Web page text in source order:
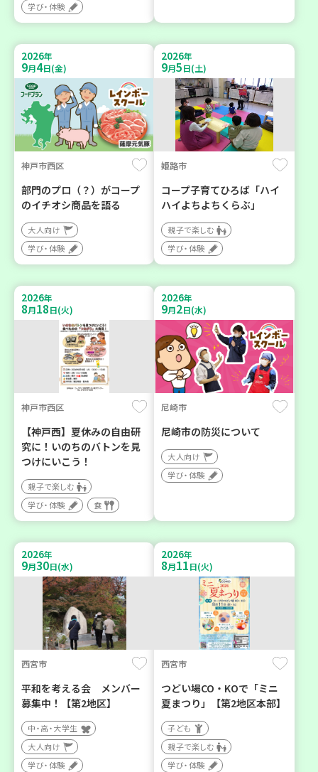
学び・体験
2026年
9月4日(金)
神戸市西区
部門のプロ（？）がコープ
のイチオシ商品を語る
大人向け
学び・体験
2026年
9月5日(土)
姫路市
コープ子育てひろば「ハイ
ハイよちよちくらぶ」
親子で楽しむ
学び・体験
2026年
8月18日(火)
神戸市西区
【神戸西】夏休みの自由研
究に！いのちのバトンを見
つけにいこう！
親子で楽しむ
学び・体験
食
2026年
9月2日(水)
尼崎市
尼崎市の防災について
大人向け
学び・体験
2026年
9月30日(水)
西宮市
平和を考える会 メンバー
募集中！【第2地区】
中・高・大学生
大人向け
学び・体験
2026年
8月11日(火)
西宮市
つどい場CO・KOで「ミニ
夏まつり」【第2地区本部】
子ども
親子で楽しむ
学び・体験